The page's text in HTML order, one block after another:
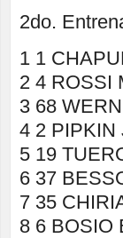
2do.
1 1
2 4 ROSSI
3 68
4 2 PIPKIN
5 19
6 37
7 35
8 6 BOSIO